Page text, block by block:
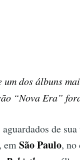
dos álbuns
“Nova Era”
de
, emSão Paulo, no